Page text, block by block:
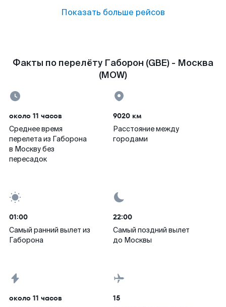
Показать больше рейсов
Факты по перелёту Габорон (GBE) - Москва
(MOW)
около 11 часов
Среднее время
перелета из Габорона
в Москву без
пересадок
9020 км
Расстояние между
городами
01:00
Самый ранний вылет из
Габорона
22:00
Самый поздний вылет
до Москвы
около 11 часов 15